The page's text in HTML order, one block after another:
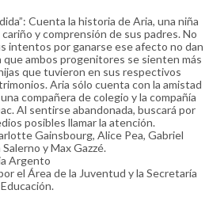
Cuenta la historia de Aria, una niña
y comprensión de sus padres. No
intentos por ganarse ese afecto no dan
que ambos progenitores se sienten más
que tuvieron en sus respectivos
Aria sólo cuenta con la amistad
compañera de colegio y la compañía
Al sentirse abandonada, buscará por
posibles llamar la atención.
Gainsbourg, Alice Pea, Gabriel
y Max Gazzé.
Argento
el Área de la Juventud y la Secretaría